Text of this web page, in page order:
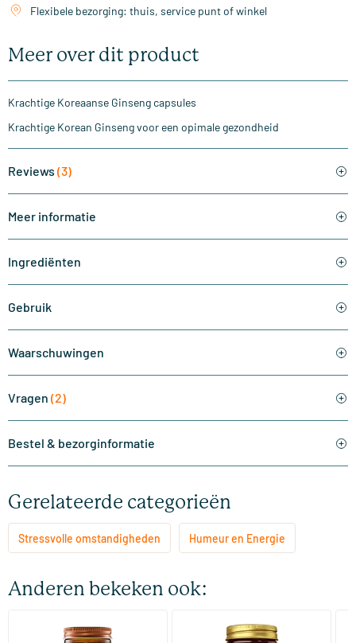
Flexibele bezorging: thuis, service punt of winkel
Meer over dit product
Krachtige Koreaanse Ginseng capsules
Krachtige Korean Ginseng voor een opimale gezondheid
Reviews (3)
Meer informatie
Ingrediënten
Gebruik
Waarschuwingen
Vragen (2)
Bestel & bezorginformatie
Gerelateerde categorieën
Stressvolle omstandigheden Humeur en Energie
Anderen bekeken ook:
(510) (287)